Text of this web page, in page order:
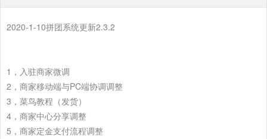
2020-1-10拼团系统更新2.3.2
1，入驻商家微调
2，商家移动端与PC端协调调整
3，菜鸟教程（发货）
4，商家中心分享调整
5，商家定金支付流程调整